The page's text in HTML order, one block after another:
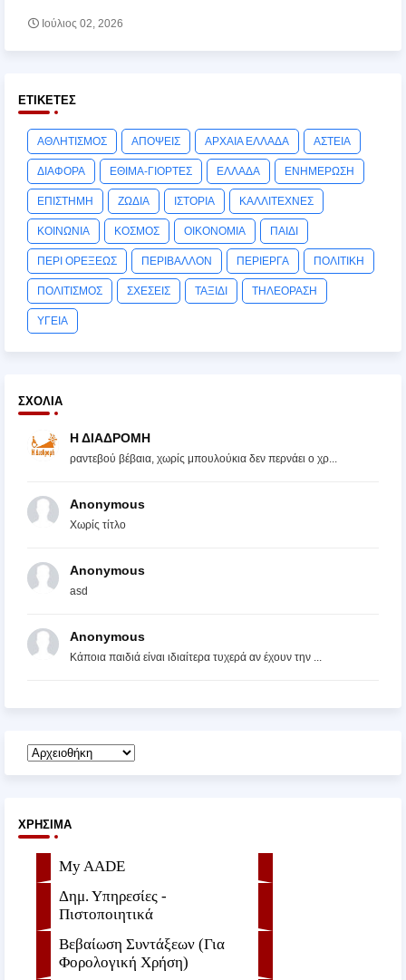
Ιούλιος 02, 2026
ΕΤΙΚΈΤΕΣ
ΑΘΛΗΤΙΣΜΟΣ ΑΠΟΨΕΙΣ ΑΡΧΑΙΑ ΕΛΛΑΔΑ ΑΣΤΕΙΑ
ΔΙΑΦΟΡΑ ΕΘΙΜΑ-ΓΙΟΡΤΕΣ ΕΛΛΑΔΑ ΕΝΗΜΕΡΩΣΗ
ΕΠΙΣΤΗΜΗ ΖΩΔΙΑ ΙΣΤΟΡΙΑ ΚΑΛΛΙΤΕΧΝΕΣ
ΚΟΙΝΩΝΙΑ ΚΟΣΜΟΣ ΟΙΚΟΝΟΜΙΑ ΠΑΙΔΙ
ΠΕΡΙ ΟΡΕΞΕΩΣ ΠΕΡΙΒΑΛΛΟΝ ΠΕΡΙΕΡΓΑ ΠΟΛΙΤΙΚΗ
ΠΟΛΙΤΙΣΜΟΣ ΣΧΕΣΕΙΣ ΤΑΞΙΔΙ ΤΗΛΕΟΡΑΣΗ
ΥΓΕΙΑ
ΣΧΌΛΙΑ
Η ΔΙΑΔΡΟΜΗ
ραντεβού βέβαια, χωρίς μπουλούκια δεν περνάει ο χρ...
Anonymous
Χωρίς τίτλο
Anonymous
asd
Anonymous
Κάποια παιδιά είναι ιδιαίτερα τυχερά αν έχουν την ...
ΧΡΉΣΙΜΑ
My AADE
Δημ. Υπηρεσίες -
Πιστοποιητικά
Βεβαίωση Συντάξεων (Για
Φορολογική Χρήση)